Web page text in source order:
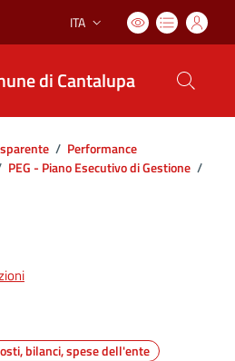
Lingua attiva:
ITA
di Cantalupa
/ Performance
PEG - Piano Esecutivo di Gestione /
bilanci, spese dell'ente